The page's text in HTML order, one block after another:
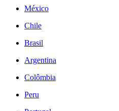
México
Chile
Brasil
Argentina
Colômbia
Peru